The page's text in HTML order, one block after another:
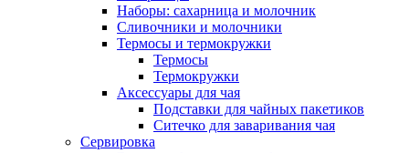
Наборы: сахарница и молочник
Сливочники и молочники
Термосы и термокружки
Термосы
Термокружки
Аксессуары для чая
Подставки для чайных пакетиков
Ситечко для заваривания чая
Сервировка